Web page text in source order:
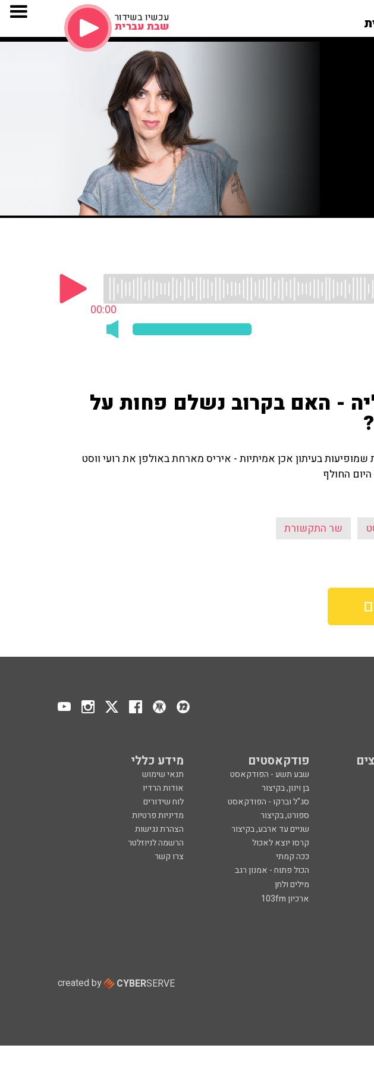
עכשיו בשידור
שבת עברית
00:00
- האם בקרוב נשלם פחות על
בעיתון אכן אמיתיות - איריס מארחת באולפן את רועי ווסט
החולף
שר התקשורת
פודקאסטים מידע כללי
שבע תשע - הפודקאסט
תנאי שימוש
בן וינון, בקיצור
אודות הרדיו
סג"ל וברקו - הפודקאסט
לוח שידורים
ספורט, בקיצור
מדיניות פרטיות
שניים עד ארבע, בקיצור
הצהרת נגישות
קרסו יוצא לאכול
הרשמה לניוזלטר
ככה קמתי
צרו קשר
הכול פתוח - אמנון רגב
מילים ולחן
ארכיון 103fm
created by CYBERSERVE